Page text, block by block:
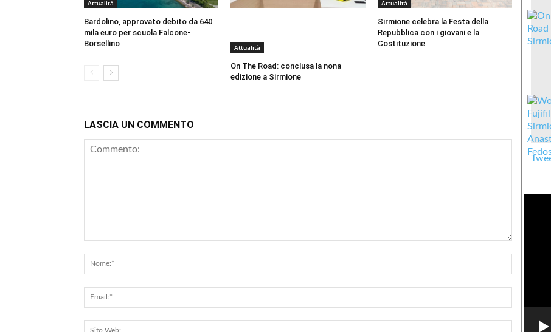
Attualità
Bardolino, approvato debito da 640
mila euro per scuola Falcone-
Borsellino
Attualità
On The Road: conclusa la nona
edizione a Sirmione
Attualità
Sirmione celebra la Festa della
Repubblica con i giovani e la
Costituzione
LASCIA UN COMMENTO